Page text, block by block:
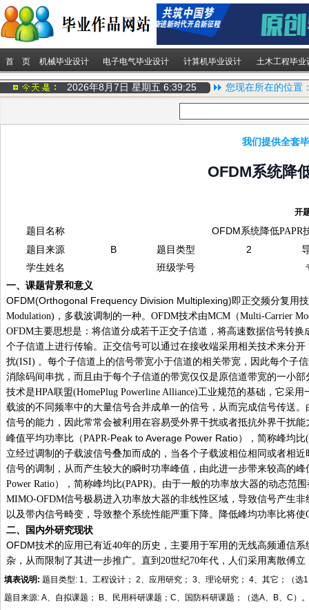
首 页 机械毕业设计 电子电气毕业设计 计算机毕业设计 土木工程毕业
2026年8月7日 星期五 6:39:26 您现在所在的位置
我们提供全套
OFDM系统降
开
题目名称 OFDM系统降低PAPR
题目来源 B 题目类型 2
学生姓名
班级学号
一、 课题背景和意义
OFDM(Orthogonal Frequency Division Multiplexing)即正交频分复用
Modulation) ，多载波调制的一种。 OFDM技术由MCM（Multi-Carrier
OFDM主要思想是：将信道分成若干正交子信道，将高速数据信号转
个子信道上进行传输。正交信号可以通过在接收端采用相关技术来分
扰(ISI) 。每个子信道上的信号带宽小于信道的相关带宽，因此每个子
消除码间串扰，而且由于每个子信道的带宽仅仅是原信道带宽的一小
技术是HPA联盟(HomePlug Powerline Alliance)工业规范的基础，它采用
载波的不同频率中的大量信号合并成单一的信号，从而完成信号传送
信号的能力，因此常常会被利用在容易受外界干扰或者抵抗外界干扰
峰值平均功率比（PAPR-Peak to Average Power Ratio），简称峰均比
立经过调制的子载波信号叠加而成的，当各个子载波相位相同或者相
信号的调制，从而产生较大的瞬时功率峰值，由此进一步带来较高的峰
Power Ratio），简称峰均比(PAPR)。由于一般的功率放大器的动态范
MIMO-OFDM信号极易进入功率放大器的非线性区域，导致信号产生
以及带内信号畸变，导致整个系统性能严重下降。降低峰均功率比将使
二、国内外研究现状
OFDM技术的应用已有近40年的历史，主要用于军用的无线高频通信系
杂，从而限制了其进一步推广。直到 20世纪70年代，人们采用离散傅立
填表说明 : 题目类型: 1、工程设计； 2、应用研究； 3、理论研究； 4、其它；（选
题目来源: A、自拟课题； B、民用科研课题；C、国防科研课题；（选A、B、C）。